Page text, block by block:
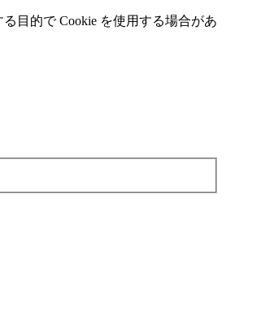
⽬的で Cookie を使⽤する場合があ